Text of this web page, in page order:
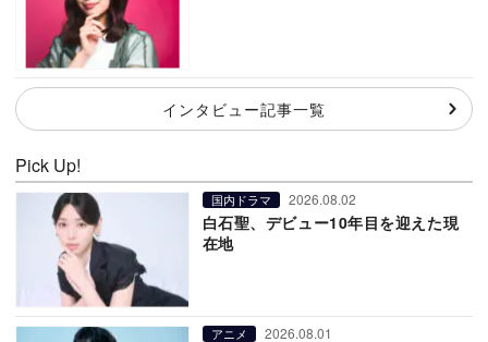
インタビュー記事一覧
Pick Up!
国内ドラマ 2026.08.02
白石聖、デビュー10年目を迎えた現
在地
アニメ 2026.08.01